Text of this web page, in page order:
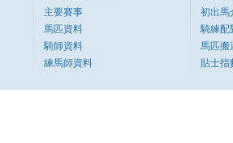
主要賽事
馬匹資料
騎師資料
練馬師資料
初出馬
騎練配
馬匹搬
貼士指